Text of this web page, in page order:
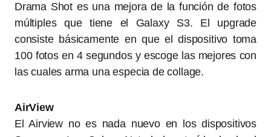
Drama Shot es una mejora de la función de fotos
múltiples que tiene el Galaxy S3. El upgrade
consiste básicamente en que el dispositivo toma
100 fotos en 4 segundos y escoge las mejores con
las cuales arma una especia de collage.
AirView
El Airview no es nada nuevo en los dispositivos